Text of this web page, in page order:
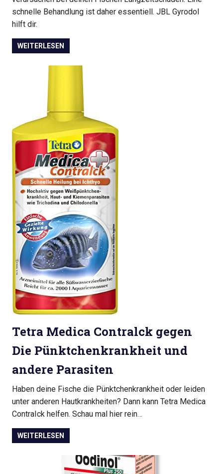
schnelle Behandlung ist daher essentiell. JBL Gyrodol
hilft dir.
WEITERLESEN
Tetra Medica Contralck gegen
Die Pünktchenkrankheit und
andere Parasiten
Haben deine Fische die Pünktchenkrankheit oder leiden
unter anderen Hautkrankheiten? Dann kann Tetra Medica
ContraIck helfen. Schau mal hier rein…
WEITERLESEN